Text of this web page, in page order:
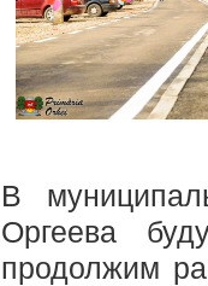
В
Оргеева
продолжим